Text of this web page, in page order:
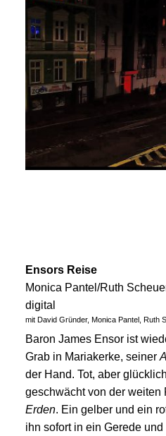
Ensors Reise
Monica Pantel/Ruth
digital
mit David Gründer, Monica Pantel, Ruth
Baron James Ensor ist
Grab in Mariakerke, seiner
der Hand. Tot, aber
geschwächt von der weiten
Erden. Ein gelber und ein
ihn sofort in ein Gerede